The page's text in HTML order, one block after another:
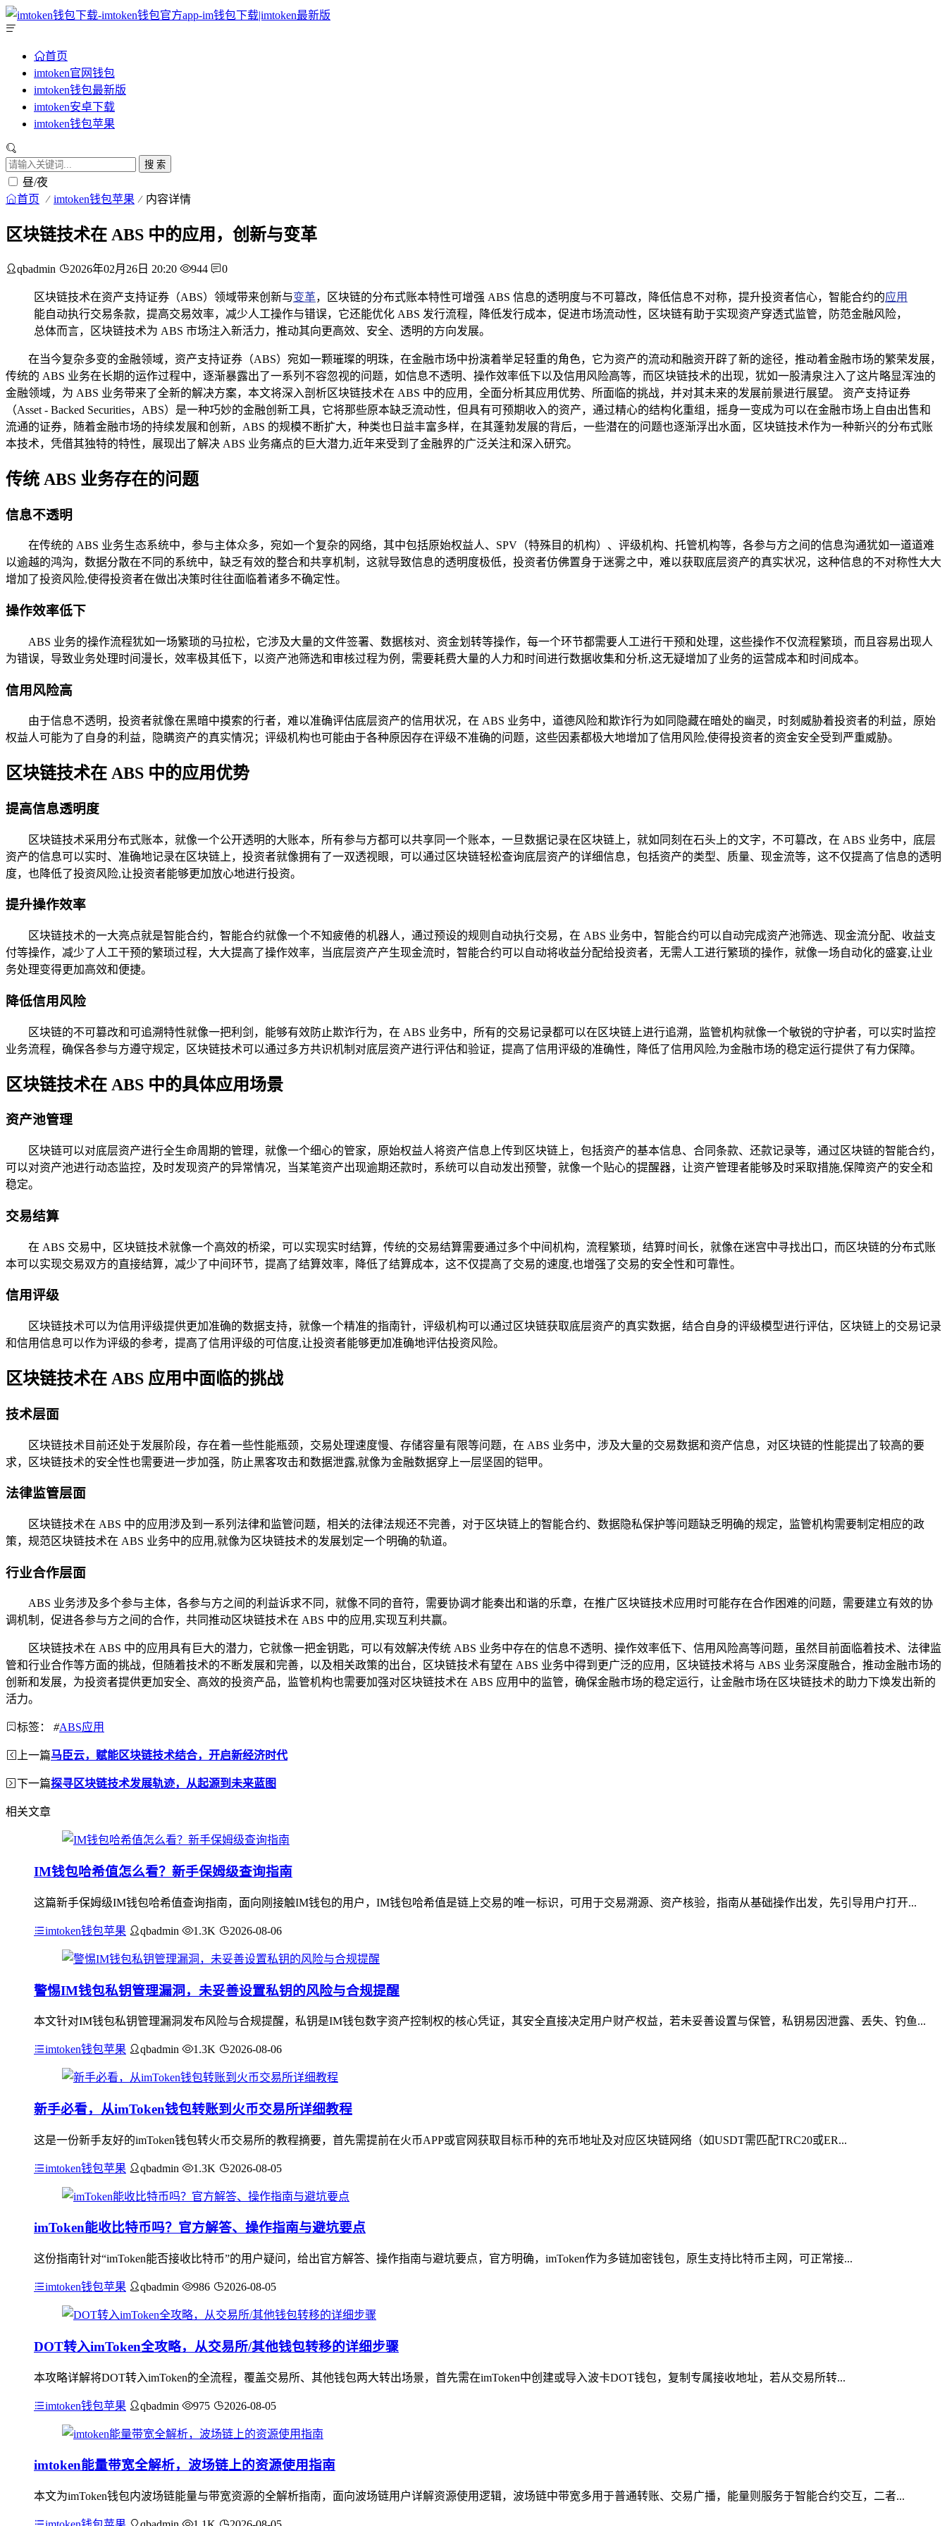
首页
imtoken官网钱包
imtoken钱包最新版
imtoken安卓下载
imtoken钱包苹果
搜 索
昼/夜
首页 imtoken钱包苹果 内容详情
区块链技术在 ABS 中的应用，创新与变革
qbadmin 2026年02月26日 20:20 944 0
区块链技术在资产支持证券（ABS）领域带来创新与变革，区块链的分布式账本特性可增强 ABS 信息的透明度与不可篡改，降低信息不对称，提升投资者信心，智能合约的应用
能自动执行交易条款，提高交易效率，减少人工操作与错误，它还能优化 ABS 发行流程，降低发行成本，促进市场流动性，区块链有助于实现资产穿透式监管，防范金融风险，
总体而言，区块链技术为 ABS 市场注入新活力，推动其向更高效、安全、透明的方向发展。
在当今复杂多变的金融领域，资产支持证券（ABS）宛如一颗璀璨的明珠，在金融市场中扮演着举足轻重的角色，它为资产的流动和融资开辟了新的途径，推动着金融市场的繁荣发展，
传统的 ABS 业务在长期的运作过程中，逐渐暴露出了一系列不容忽视的问题，如信息不透明、操作效率低下以及信用风险高等，而区块链技术的出现，犹如一股清泉注入了这片略显浑浊的
金融领域，为 ABS 业务带来了全新的解决方案，本文将深入剖析区块链技术在 ABS 中的应用，全面分析其应用优势、所面临的挑战，并对其未来的发展前景进行展望。 资产支持证券
（Asset - Backed Securities，ABS）是一种巧妙的金融创新工具，它将那些原本缺乏流动性，但具有可预期收入的资产，通过精心的结构化重组，摇身一变成为可以在金融市场上自由出售和
流通的证券，随着金融市场的持续发展和创新，ABS 的规模不断扩大，种类也日益丰富多样，在其蓬勃发展的背后，一些潜在的问题也逐渐浮出水面，区块链技术作为一种新兴的分布式账
本技术，凭借其独特的特性，展现出了解决 ABS 业务痛点的巨大潜力,近年来受到了金融界的广泛关注和深入研究。
传统 ABS 业务存在的问题
信息不透明
在传统的 ABS 业务生态系统中，参与主体众多，宛如一个复杂的网络，其中包括原始权益人、SPV（特殊目的机构）、评级机构、托管机构等，各参与方之间的信息沟通犹如一道道难
以逾越的鸿沟，数据分散在不同的系统中，缺乏有效的整合和共享机制，这就导致信息的透明度极低，投资者仿佛置身于迷雾之中，难以获取底层资产的真实状况，这种信息的不对称性大大
增加了投资风险,使得投资者在做出决策时往往面临着诸多不确定性。
操作效率低下
ABS 业务的操作流程犹如一场繁琐的马拉松，它涉及大量的文件签署、数据核对、资金划转等操作，每一个环节都需要人工进行干预和处理，这些操作不仅流程繁琐，而且容易出现人
为错误，导致业务处理时间漫长，效率极其低下，以资产池筛选和审核过程为例，需要耗费大量的人力和时间进行数据收集和分析,这无疑增加了业务的运营成本和时间成本。
信用风险高
由于信息不透明，投资者就像在黑暗中摸索的行者，难以准确评估底层资产的信用状况，在 ABS 业务中，道德风险和欺诈行为如同隐藏在暗处的幽灵，时刻威胁着投资者的利益，原始
权益人可能为了自身的利益，隐瞒资产的真实情况；评级机构也可能由于各种原因存在评级不准确的问题，这些因素都极大地增加了信用风险,使得投资者的资金安全受到严重威胁。
区块链技术在 ABS 中的应用优势
提高信息透明度
区块链技术采用分布式账本，就像一个公开透明的大账本，所有参与方都可以共享同一个账本，一旦数据记录在区块链上，就如同刻在石头上的文字，不可篡改，在 ABS 业务中，底层
资产的信息可以实时、准确地记录在区块链上，投资者就像拥有了一双透视眼，可以通过区块链轻松查询底层资产的详细信息，包括资产的类型、质量、现金流等，这不仅提高了信息的透明
度，也降低了投资风险,让投资者能够更加放心地进行投资。
提升操作效率
区块链技术的一大亮点就是智能合约，智能合约就像一个不知疲倦的机器人，通过预设的规则自动执行交易，在 ABS 业务中，智能合约可以自动完成资产池筛选、现金流分配、收益支
付等操作，减少了人工干预的繁琐过程，大大提高了操作效率，当底层资产产生现金流时，智能合约可以自动将收益分配给投资者，无需人工进行繁琐的操作，就像一场自动化的盛宴,让业
务处理变得更加高效和便捷。
降低信用风险
区块链的不可篡改和可追溯特性就像一把利剑，能够有效防止欺诈行为，在 ABS 业务中，所有的交易记录都可以在区块链上进行追溯，监管机构就像一个敏锐的守护者，可以实时监控
业务流程，确保各参与方遵守规定，区块链技术可以通过多方共识机制对底层资产进行评估和验证，提高了信用评级的准确性，降低了信用风险,为金融市场的稳定运行提供了有力保障。
区块链技术在 ABS 中的具体应用场景
资产池管理
区块链可以对底层资产进行全生命周期的管理，就像一个细心的管家，原始权益人将资产信息上传到区块链上，包括资产的基本信息、合同条款、还款记录等，通过区块链的智能合约，
可以对资产池进行动态监控，及时发现资产的异常情况，当某笔资产出现逾期还款时，系统可以自动发出预警，就像一个贴心的提醒器，让资产管理者能够及时采取措施,保障资产的安全和
稳定。
交易结算
在 ABS 交易中，区块链技术就像一个高效的桥梁，可以实现实时结算，传统的交易结算需要通过多个中间机构，流程繁琐，结算时间长，就像在迷宫中寻找出口，而区块链的分布式账
本可以实现交易双方的直接结算，减少了中间环节，提高了结算效率，降低了结算成本，这不仅提高了交易的速度,也增强了交易的安全性和可靠性。
信用评级
区块链技术可以为信用评级提供更加准确的数据支持，就像一个精准的指南针，评级机构可以通过区块链获取底层资产的真实数据，结合自身的评级模型进行评估，区块链上的交易记录
和信用信息可以作为评级的参考，提高了信用评级的可信度,让投资者能够更加准确地评估投资风险。
区块链技术在 ABS 应用中面临的挑战
技术层面
区块链技术目前还处于发展阶段，存在着一些性能瓶颈，交易处理速度慢、存储容量有限等问题，在 ABS 业务中，涉及大量的交易数据和资产信息，对区块链的性能提出了较高的要
求，区块链技术的安全性也需要进一步加强，防止黑客攻击和数据泄露,就像为金融数据穿上一层坚固的铠甲。
法律监管层面
区块链技术在 ABS 中的应用涉及到一系列法律和监管问题，相关的法律法规还不完善，对于区块链上的智能合约、数据隐私保护等问题缺乏明确的规定，监管机构需要制定相应的政
策，规范区块链技术在 ABS 业务中的应用,就像为区块链技术的发展划定一个明确的轨道。
行业合作层面
ABS 业务涉及多个参与主体，各参与方之间的利益诉求不同，就像不同的音符，需要协调才能奏出和谐的乐章，在推广区块链技术应用时可能存在合作困难的问题，需要建立有效的协
调机制，促进各参与方之间的合作，共同推动区块链技术在 ABS 中的应用,实现互利共赢。
区块链技术在 ABS 中的应用具有巨大的潜力，它就像一把金钥匙，可以有效解决传统 ABS 业务中存在的信息不透明、操作效率低下、信用风险高等问题，虽然目前面临着技术、法律监
管和行业合作等方面的挑战，但随着技术的不断发展和完善，以及相关政策的出台，区块链技术有望在 ABS 业务中得到更广泛的应用，区块链技术将与 ABS 业务深度融合，推动金融市场的
创新和发展，为投资者提供更加安全、高效的投资产品，监管机构也需要加强对区块链技术在 ABS 应用中的监管，确保金融市场的稳定运行，让金融市场在区块链技术的助力下焕发出新的
活力。
标签： #ABS应用
上一篇马臣云，赋能区块链技术结合，开启新经济时代
下一篇探寻区块链技术发展轨迹，从起源到未来蓝图
相关文章
IM钱包哈希值怎么看？新手保姆级查询指南
这篇新手保姆级IM钱包哈希值查询指南，面向刚接触IM钱包的用户，IM钱包哈希值是链上交易的唯一标识，可用于交易溯源、资产核验，指南从基础操作出发，先引导用户打开...
imtoken钱包苹果 qbadmin 1.3K 2026-08-06
警惕IM钱包私钥管理漏洞，未妥善设置私钥的风险与合规提醒
本文针对IM钱包私钥管理漏洞发布风险与合规提醒，私钥是IM钱包数字资产控制权的核心凭证，其安全直接决定用户财产权益，若未妥善设置与保管，私钥易因泄露、丢失、钓鱼...
imtoken钱包苹果 qbadmin 1.3K 2026-08-06
新手必看，从imToken钱包转账到火币交易所详细教程
这是一份新手友好的imToken钱包转火币交易所的教程摘要，首先需提前在火币APP或官网获取目标币种的充币地址及对应区块链网络（如USDT需匹配TRC20或ER...
imtoken钱包苹果 qbadmin 1.3K 2026-08-05
imToken能收比特币吗？官方解答、操作指南与避坑要点
这份指南针对“imToken能否接收比特币”的用户疑问，给出官方解答、操作指南与避坑要点，官方明确，imToken作为多链加密钱包，原生支持比特币主网，可正常接...
imtoken钱包苹果 qbadmin 986 2026-08-05
DOT转入imToken全攻略，从交易所/其他钱包转移的详细步骤
本攻略详解将DOT转入imToken的全流程，覆盖交易所、其他钱包两大转出场景，首先需在imToken中创建或导入波卡DOT钱包，复制专属接收地址，若从交易所转...
imtoken钱包苹果 qbadmin 975 2026-08-05
imtoken能量带宽全解析，波场链上的资源使用指南
本文为imToken钱包内波场链能量与带宽资源的全解析指南，面向波场链用户详解资源使用逻辑，波场链中带宽多用于普通转账、交易广播，能量则服务于智能合约交互，二者...